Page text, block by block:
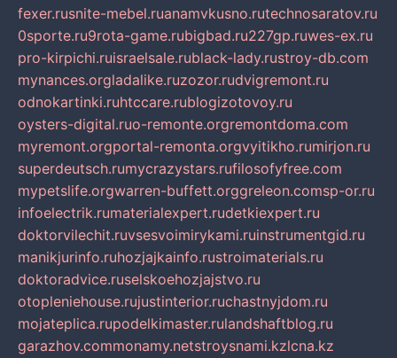
fexer.rusnite-mebel.ruanamvkusno.rutechnosaratov.ru
0sporte.ru9rota-game.rubigbad.ru227gp.ruwes-ex.ru
pro-kirpichi.ruisraelsale.rublack-lady.rustroy-db.com
mynances.orgladalike.ruzozor.rudvigremont.ru
odnokartinki.ruhtccare.rublogizotovoy.ru
oysters-digital.ruo-remonte.orgremontdoma.com
myremont.orgportal-remonta.orgvyitikho.rumirjon.ru
superdeutsch.rumycrazystars.rufilosofyfree.com
mypetslife.orgwarren-buffett.orggreleon.comsp-or.ru
infoelectrik.rumaterialexpert.rudetkiexpert.ru
doktorvilechit.ruvsesvoimirykami.ruinstrumentgid.ru
manikjurinfo.ruhozjajkainfo.rustroimaterials.ru
doktoradvice.ruselskoehozjajstvo.ru
otopleniehouse.rujustinterior.ruchastnyjdom.ru
mojateplica.rupodelkimaster.rulandshaftblog.ru
garazhov.commonamy.netstroysnami.kzlcna.kz